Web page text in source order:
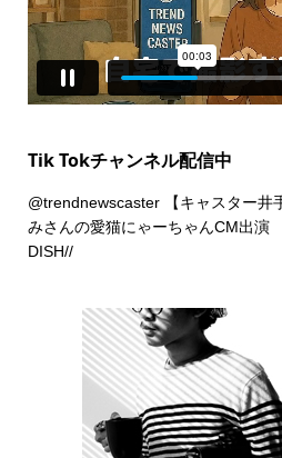
Tik Tokチャンネル配信中
@trendnewscaster【キャスター井
みさんの愛猫にゃーちゃんCM出
DISH//